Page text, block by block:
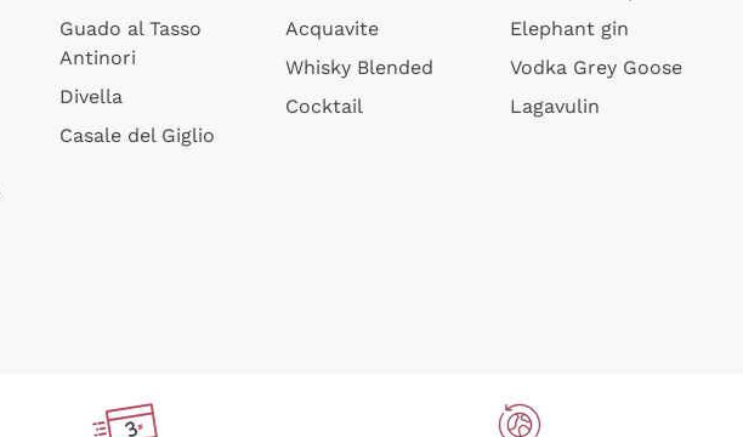
Guado al Tasso
Antinori
Divella
Casale del Giglio
Acquavite
Whisky Blended
Cocktail
Elephant gin
Vodka Grey Goose
Lagavulin